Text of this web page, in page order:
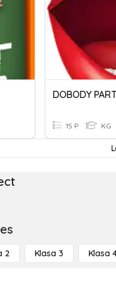
DOBODY
15 P KG
2 Klasa 3 Klasa